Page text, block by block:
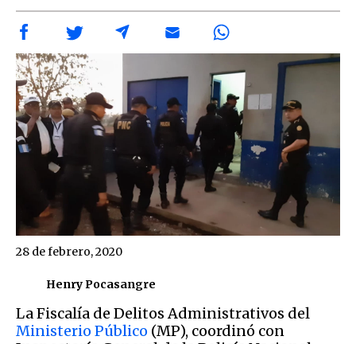
Henry Pocasangre
28 de febrero, 2020
La Fiscalía de Delitos Administrativos del
Ministerio Público (MP), coordinó con